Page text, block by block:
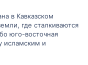
в Кавказском
где сталкиваются
юго-восточная
исламским и